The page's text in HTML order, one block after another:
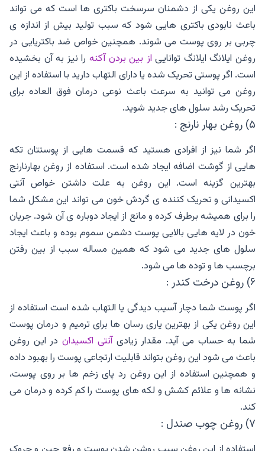
این روغن یکی از دشمنان سرسخت باکتری ها است که می تواند
باعث نابودی باکتری هایی شود که سبب تولید بیش از اندازه ی
چربی بر روی پوست می شوند. همچنین خواص ضد باکتریایی در
روغن ایلانگ ایلانگ توانایی از بین بردن آکنه را نیز به آن بخشیده
است. اگر پوستی تحریک شده یا دارای التهاب دارید با استفاده از این
روغن می توانید به سرعت باعث نوعی درمان فوق العاده برای
تحریک رشد سلول های جدید شوید.
۵) روغن بهار نارنج :
اگر شما نیز از افرادی هستید که قسمت هایی از پوستتان تکه
هایی از گوشت اضافه ایجاد شده است. استفاده از روغن بهارنارنج
بهترین گزینه است. این روغن به علت داشتن خواص آنتی
اکسیدانی و تحریک کننده ی گردش خون می تواند این مشکل شما
را برای همیشه برطرف کرده و مانع از ایجاد دوباره ی آن شود. جریان
خون در لایه هایی بالایی پوست دشمن سموم بوده و باعث ایجاد
سلول های جدید می شود که همین مساله سبب از بین رفتن
برچسب ها و توده ها می شود.
۶) روغن درخت کندر :
اگر پوست شما دچار آسیب دیدگی یا التهاب شده است استفاده از
این روغن یکی از بهترین یاری رسان ها برای ترمیم و درمان پوست
شما به حساب می آید. مقدار زیادیآنتی اکسیداندر این روغن
باعث می شود این روغن بتواند قابلیت ارتجاعی پوست را بهبود داده
و همچنین استفاده از این روغن رد پای زخم ها بر روی پوست،
نشانه ها و علائم کشش و لکه های پوست را کم کرده و درمان می
کند.
۷) روغن چوب صندل :